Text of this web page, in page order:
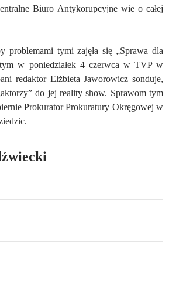
Biuro Antykorupcyjne wie o całej
problemami tymi zajęła się „Sprawa dla
w poniedziałek 4 czerwca w TVP w
redaktor Elżbieta Jaworowicz sonduje,
do jej reality show. Sprawom tym
Prokurator Prokuratury Okręgowej w